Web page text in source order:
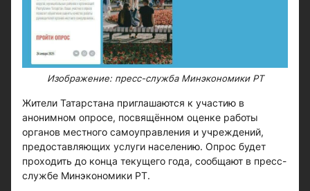
Изображение: пресс-служба Минэкономики РТ
Жители Татарстана приглашаются к участию в
анонимном опросе, посвящённом оценке работы
органов местного самоуправления и учреждений,
предоставляющих услуги населению. Опрос будет
проходить до конца текущего года, сообщают в пресс-
службе Минэкономики РТ.